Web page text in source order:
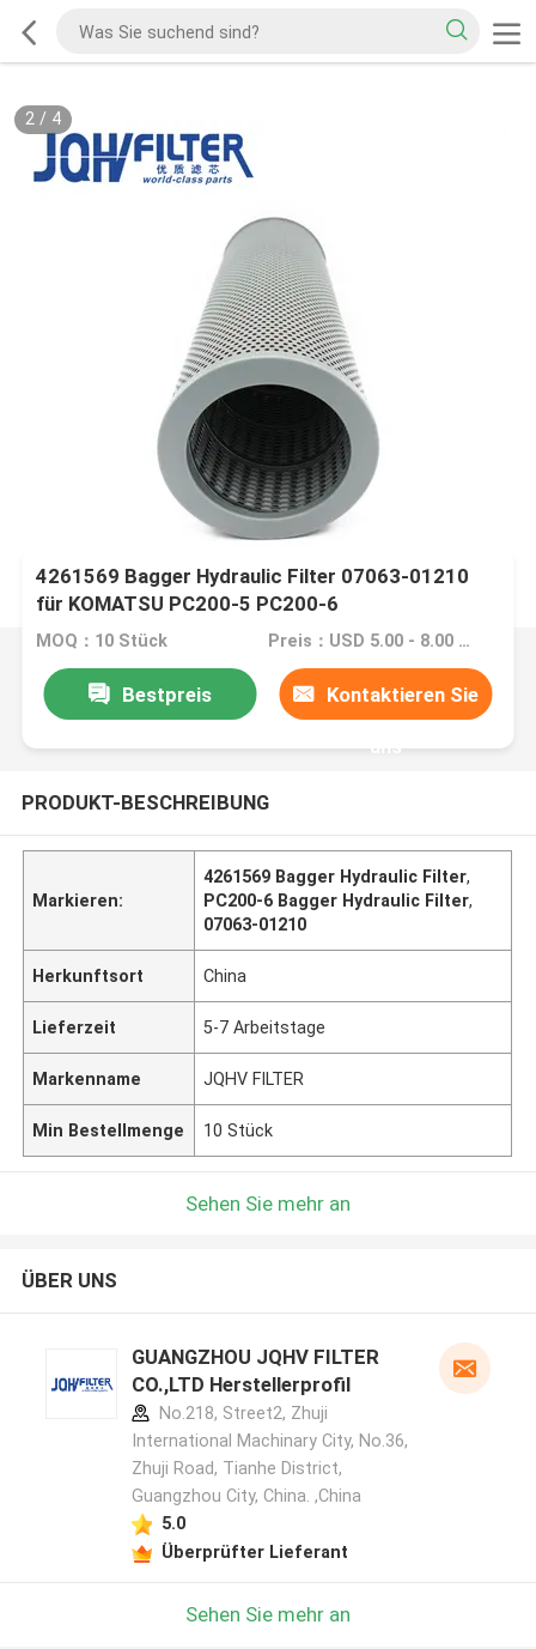
2/ 4
4261569 Bagger Hydraulic Filter 07063-01210
für KOMATSU PC200-5 PC200-6
MOQ：10 Stück Preis：USD 5.00 - 8.00 one piece
Bestpreis Kontaktieren Sie
uns
PRODUKT-BESCHREIBUNG
Markieren:
4261569 Bagger Hydraulic Filter,
PC200-6 Bagger Hydraulic Filter,
07063-01210
Herkunftsort China
Lieferzeit 5-7 Arbeitstage
Markenname JQHV FILTER
Min Bestellmenge 10 Stück
Sehen Sie mehr an
ÜBER UNS
GUANGZHOU JQHV FILTER
CO.,LTD Herstellerprofil
No.218, Street2, Zhuji
International Machinary City, No.36,
Zhuji Road, Tianhe District,
Guangzhou City, China. ,China
5.0
Überprüfter Lieferant
Sehen Sie mehr an